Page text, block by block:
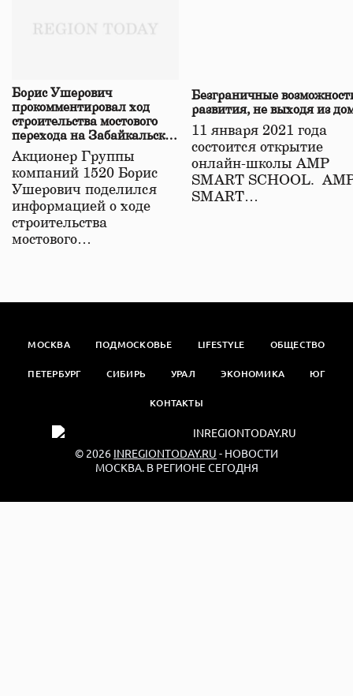
Борис Ушерович
прокомментировал ход
строительства мостового
перехода на Забайкальской
железной дороге
Акционер Группы
компаний 1520 Борис
Ушерович поделился
информацией о ходе
строительства
мостового…
Безграничные
развития, не выходя из
11 января 2021 года
состоится открытие
онлайн-школы АМР
SMART SCHOOL.
SMART…
МОСКВА ПОДМОСКОВЬЕ LIFESTYLE ОБЩЕСТВО
ПЕТЕРБУРГ СИБИРЬ УРАЛ ЭКОНОМИКА ЮГ
КОНТАКТЫ
© 2026 INREGIONTODAY.RU - НОВОСТИ
МОСКВА. В РЕГИОНЕ СЕГОДНЯ